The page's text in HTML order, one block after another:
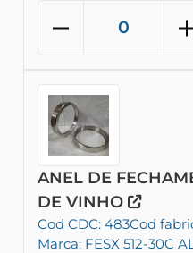
ANEL DE
DE VINHO
Cod CDC: 483Cod
Marca: FESX 512-30C